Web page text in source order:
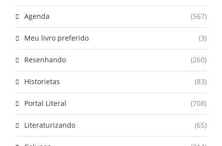
Agenda (567)
Meu livro preferido (3)
Resenhando (260)
Historietas (83)
Portal Literal (708)
Literaturizando (65)